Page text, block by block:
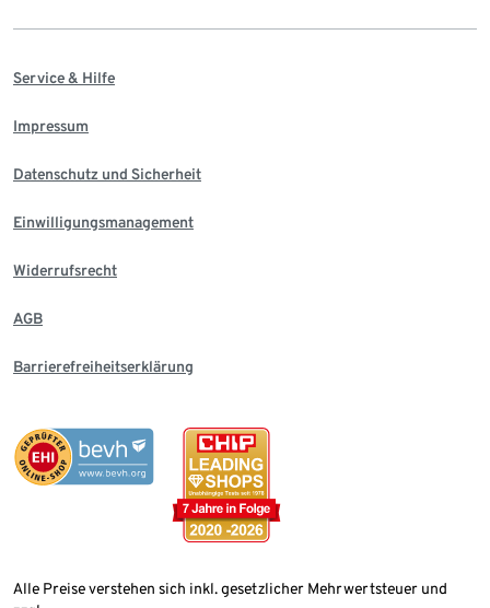
Service & Hilfe
Impressum
Datenschutz und Sicherheit
Einwilligungsmanagement
Widerrufsrecht
AGB
Barrierefreiheitserklärung
Alle Preise verstehen sich inkl. gesetzlicher Mehrwertsteuer und